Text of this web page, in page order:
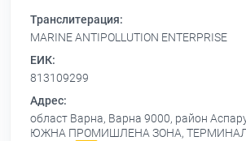
Транслитерация:
MARINE ANTIPOLLUTION ENTERPRISE
ЕИК:
813109299
Адрес:
област Варна, Варна 9000, район
ЮЖНА ПРОМИШЛЕНА ЗОНА, ТЕРМИНАЛ